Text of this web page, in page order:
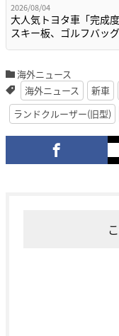
2026/08/04
大人気トヨタ車「完成
スキー板、ゴルフバッ
海外ニュース
海外ニュース
新車
ランドクルーザー(旧型)